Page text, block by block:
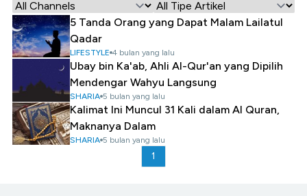
5 Tanda Orang yang Dapat Malam Lailatul
Qadar
LIFESTYLE 4 bulan yang lalu
Ubay bin Ka'ab, Ahli Al-Qur'an yang Dipilih
Mendengar Wahyu Langsung
SHARIA 5 bulan yang lalu
Kalimat Ini Muncul 31 Kali dalam Al Quran,
Maknanya Dalam
SHARIA 5 bulan yang lalu
1